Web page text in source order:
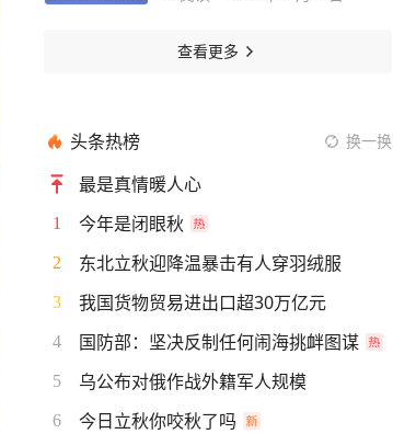
查看更多
头条热榜 换一换
最是真情暖人心
1 今年是闭眼秋
2 东北立秋迎降温暴击有人穿羽绒服
3 我国货物贸易进出口超30万亿元
4 国防部：坚决反制任何闹海挑衅图谋
5 乌公布对俄作战外籍军人规模
6 今日立秋你咬秋了吗